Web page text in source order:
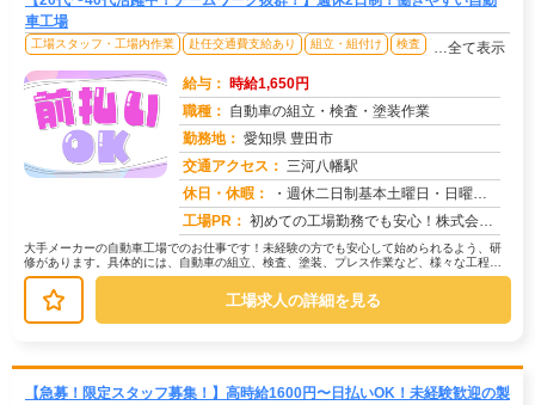
車工場
工場スタッフ・工場内作業 赴任交通費支給あり 組立・組付け 検査 …全て表示
給与： 時給1,650円
職種： 自動車の組立・検査・塗装作業
勤務地： 愛知県 豊田市
交通アクセス： 三河八幡駅
休日・休暇：
・週休二日制基本土曜日・日曜日・長期休暇ありGW休暇・お盆休暇・年末年始休暇・年次有給休暇あり※配属先、工場カレン...
工場PR： 初めての工場勤務でも安心！株式会社京栄センターで、新しい一歩を踏み出してみませんか？充実のサポート体制で、あなたを...
大手メーカーの自動車工場でのお仕事です！未経験の方でも安心して始められるよう、研
修があります。具体的には、自動車の組立、検査、塗装、プレス作業など、様々な工程が
あります。募集状況によって作業内容...
工場求人の詳細を見る
【急募！限定スタッフ募集！】高時給1600円〜日払いOK！未経験歓迎の製